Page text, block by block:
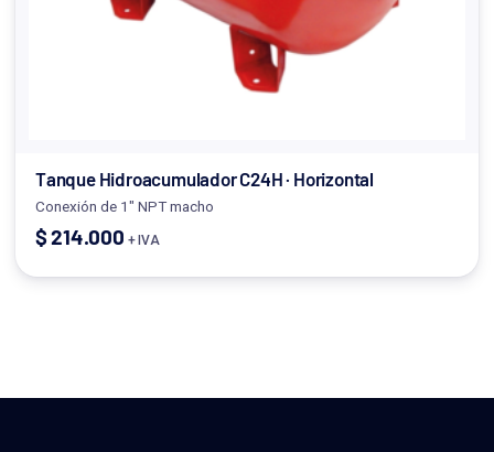
Tanque Hidroacumulador C24H · Horizontal
Conexión de 1" NPT macho
$214.000 + IVA